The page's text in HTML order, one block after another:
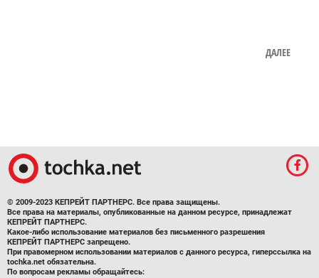
ДАЛЕЕ
© 2009-2023 КЕПРЕЙТ ПАРТНЕРС. Все права защищены.
Все права на материалы, опубликованные на данном ресурсе, принадлежат
КЕПРЕЙТ ПАРТНЕРС.
Какое-либо использование материалов без письменного разрешения
КЕПРЕЙТ ПАРТНЕРС запрещено.
При правомерном использовании материалов с данного ресурса, гиперссылка на
tochka.net обязательна.
По вопросам рекламы обращайтесь: